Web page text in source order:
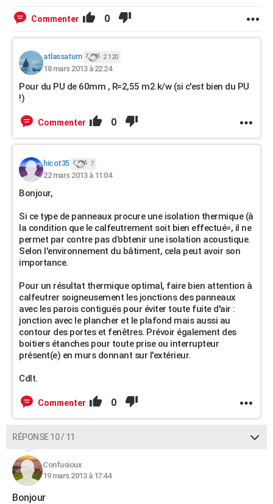
Commenter 0
atlassaturn 2 120
18 mars 2013 à 22:24
Pour du PU de 60mm , R=2,55 m2.k/w (si c'est bien du PU
!)
Commenter 0
hicot35 7
22 mars 2013 à 11:04
Bonjour,
Si ce type de panneaux procure une isolation thermique (à
la condition que le calfeutrement soit bien effectué=, il ne
permet par contre pas d'obtenir une isolation acoustique.
Selon l'environnement du bâtiment, cela peut avoir son
importance.
Pour un résultat thermique optimal, faire bien attention à
calfeutrer soigneusement les jonctions des panneaux
avec les parois contiguës pour éviter toute fuite d'air :
jonction avec le plancher et le plafond mais aussi au
contour des portes et fenêtres. Prévoir également des
boitiers étanches pour toute prise ou interrupteur
présent(e) en murs donnant sur l'extérieur.
Cdlt.
Commenter 0
RÉPONSE 10 / 11
Confusioux
19 mars 2013 à 17:44
Bonjour